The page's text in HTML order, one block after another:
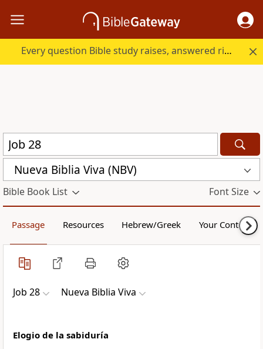
Every question Bible study raises, answered right here.
Nueva Biblia Viva (NBV)
Bible Book List Font Size
Passage Resources Hebrew/Greek Your Content
Job 28 Nueva Biblia Viva
Elogio de la sabiduría